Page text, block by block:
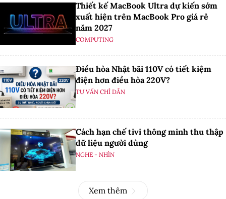
Thiết kế MacBook Ultra dự kiến sớm
xuất hiện trên MacBook Pro giá rẻ
năm 2027
COMPUTING
Điều hòa Nhật bãi 110V có tiết kiệm
điện hơn điều hòa 220V?
TƯ VẤN CHỈ DẪN
Cách hạn chế tivi thông minh thu thập
dữ liệu người dùng
NGHE - NHÌN
Xem thêm